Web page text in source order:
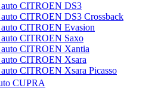
auto CITROEN DS3
auto CITROEN DS3 Crossback
auto CITROEN Evasion
auto CITROEN Saxo
auto CITROEN Xantia
auto CITROEN Xsara
auto CITROEN Xsara Picasso
CUPRA